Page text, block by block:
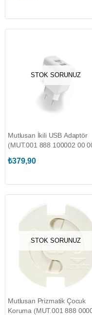
STOK SORUNUZ
Mutlusan İkili USB Adaptör
(MUT.001 888 100002 00
₺379,90
STOK SORUNUZ
Mutlusan Prizmatik Çocuk
Koruma (MUT.001 888